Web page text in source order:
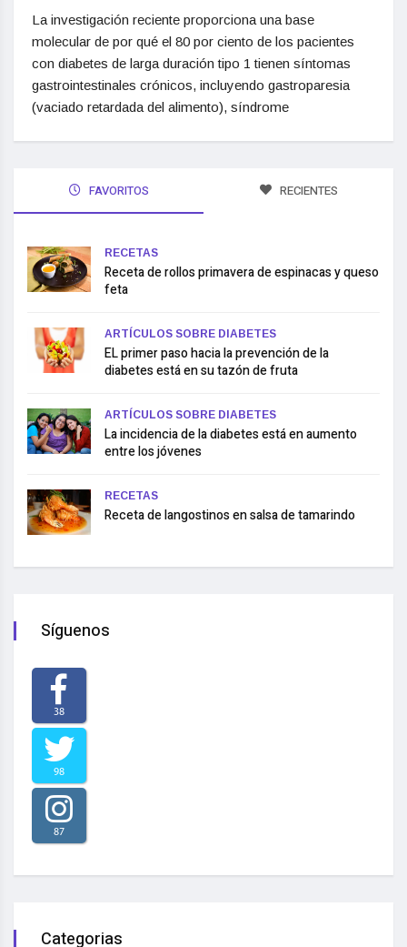
La investigación reciente proporciona una base
molecular de por qué el 80 por ciento de los pacientes
con diabetes de larga duración tipo 1 tienen síntomas
gastrointestinales crónicos, incluyendo gastroparesia
(vaciado retardada del alimento), síndrome
FAVORITOS RECIENTES
RECETAS
Receta de rollos primavera de espinacas y queso
feta
ARTÍCULOS SOBRE DIABETES
EL primer paso hacia la prevención de la
diabetes está en su tazón de fruta
ARTÍCULOS SOBRE DIABETES
La incidencia de la diabetes está en aumento
entre los jóvenes
RECETAS
Receta de langostinos en salsa de tamarindo
Síguenos
38
98
87
Categorias